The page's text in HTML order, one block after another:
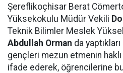
Şereflikoçhisar Berat
Yüksekokulu Müdür Vekili
Teknik Bilimler Meslek
Abdullah Orman da yaptıkları
gençleri mezun etmenin haklı
ifade ederek, öğrencilerine